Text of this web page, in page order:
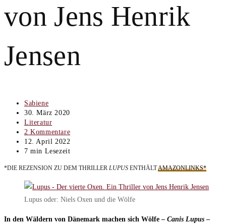
von Jens Henrik
Jensen
Beitrags-
Autor:
Sabiene
Beitrag
veröffentlicht:
30. März 2020
Beitrags-
Kategorie:
Literatur
Beitrags-
Kommentare:
2 Kommentare
Beitrag
zuletzt
am:
12. April 2022
Lesedauer:
7 min Lesezeit
*DIE REZENSION ZU DEM THRILLER LUPUS ENTHÄLTAMAZONLINKS*
Lupus oder: Niels Oxen und die Wölfe
In den Wäldern von Dänemark machen sich Wölfe – Canis Lupus –